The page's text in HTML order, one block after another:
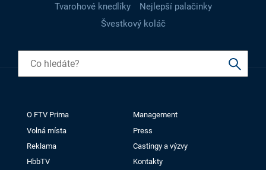
Tvarohové knedlíky
Nejlepší palačinky
Švestkový koláč
O FTV Prima
Management
Volná místa
Press
Reklama
Castingy a výzvy
HbbTV
Kontakty